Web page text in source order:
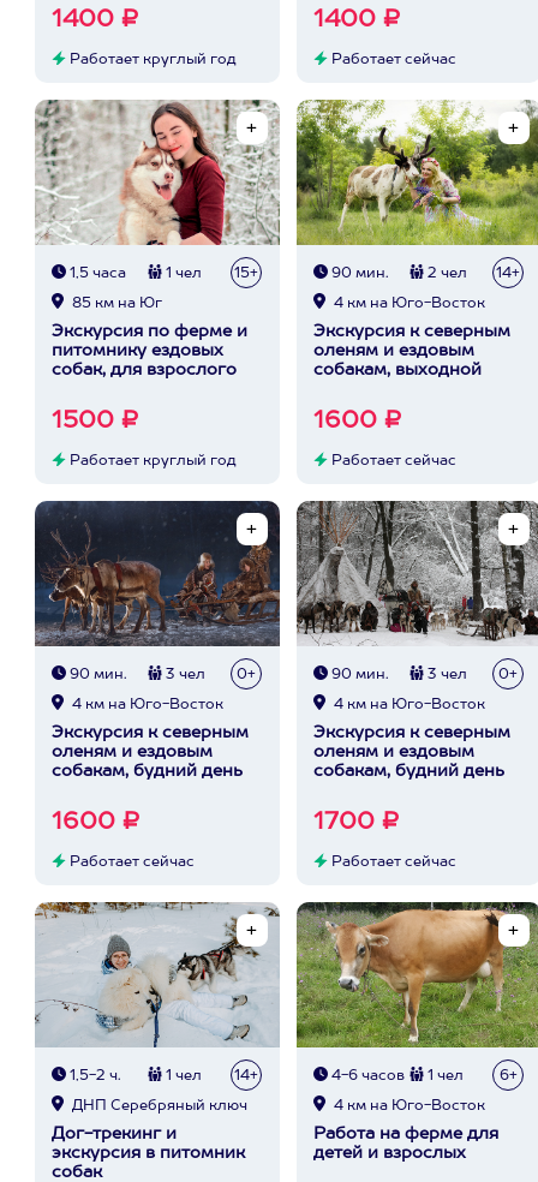
1400 ₽
Работает круглый год
1400 ₽
Работает сейчас
1,5 часа 1 чел 15+
85 км на Юг
Экскурсия по ферме и
питомнику ездовых
собак, для взрослого
1500 ₽
Работает круглый год
90 мин. 2 чел 14+
4 км на Юго-Восток
Экскурсия к северным
оленям и ездовым
собакам, выходной
1600 ₽
Работает сейчас
90 мин. 3 чел 0+
4 км на Юго-Восток
Экскурсия к северным
оленям и ездовым
собакам, будний день
1600 ₽
Работает сейчас
90 мин. 3 чел 0+
4 км на Юго-Восток
Экскурсия к северным
оленям и ездовым
собакам, будний день
1700 ₽
Работает сейчас
1,5-2 ч. 1 чел 14+
ДНП Серебряный ключ
Дог-трекинг и
экскурсия в питомник
собак
4-6 часов 1 чел 6+
4 км на Юго-Восток
Работа на ферме для
детей и взрослых